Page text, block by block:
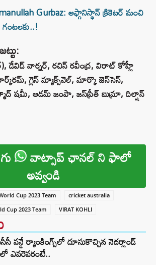
Gurbaz: అఫ్గానిస్థాన్‌ క్రికెటర్ మంచి
డేవిడ్ వార్నర్, రచిన్ రవీంద్ర, విరాట్ కోహ్లీ‌
గ్లెన్ మ్యాక్స్‌వెల్, మార్కొ జెన్‌సెన్,
షమీ, ఆడమ్ జంపా, జస్‌ప్రీత్ బుమ్రా, దిల్షాన్
వాట్సాప్ ఛానల్ ని ఫాలో
అవ్వండి
Cup 2023 Team
cricket australia
Cup 2023 Team
VIRAT KOHLI
వన్డే ర్యాంకింగ్స్‌లో దూసుకొచ్చిన నెదర్లాండ్
ఎవరెవరంటే..